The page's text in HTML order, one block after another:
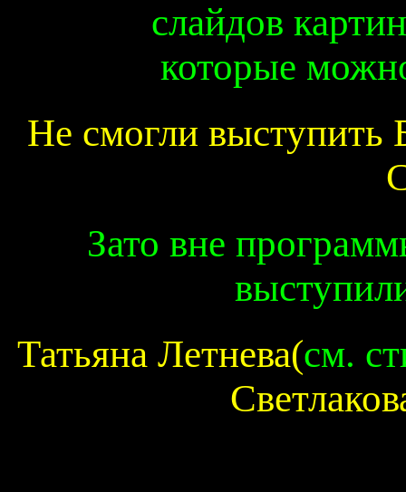
слайдов
которые
Не смогли выступить
Зато вне
Татьяна Летнева(см.